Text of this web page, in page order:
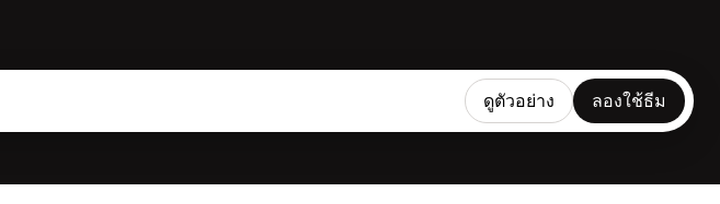
ดูตัวอย่าง ลองใช้ธีม